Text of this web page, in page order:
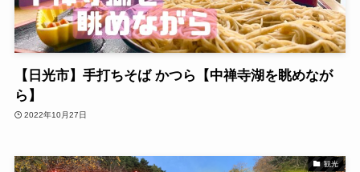
【日光市】手打ちそば かつら【中禅寺湖を眺めなが
ら】
2022年10月27日
観光